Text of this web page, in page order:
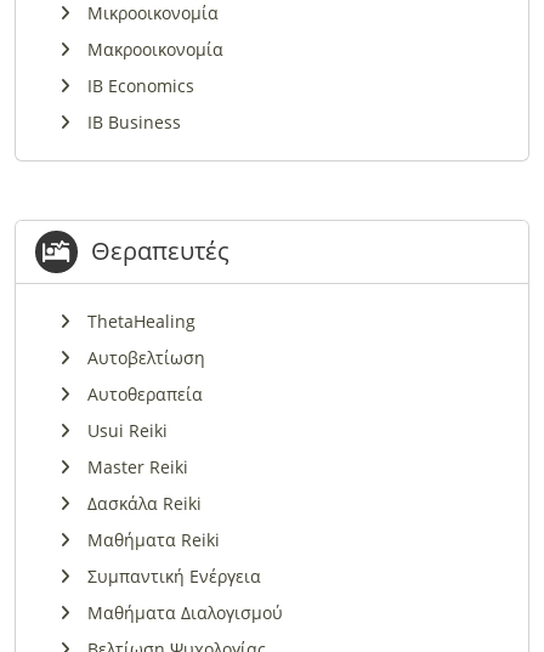
Μικροοικονομία
Μακροοικονομία
IB Economics
IB Business
Θεραπευτές
ThetaHealing
Αυτοβελτίωση
Αυτοθεραπεία
Usui Reiki
Master Reiki
Δασκάλα Reiki
Μαθήματα Reiki
Συμπαντική Ενέργεια
Μαθήματα Διαλογισμού